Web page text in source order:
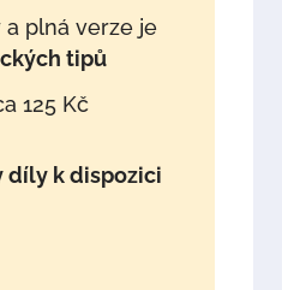
plná verze je
tipů
125 Kč
díly k dispozici